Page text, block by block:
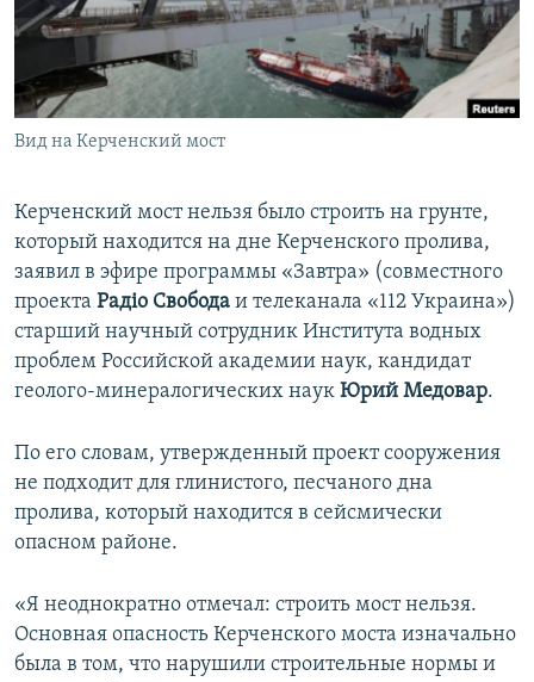
ПОБЕДИТЕЛЕЙ НЕ СУДЯТ?
КРЫМ.НЕПОКОРЕННЫЙ
ELIFBE
УКРАИНСКАЯ ПРОБЛЕМА КРЫМА
ПРИСОЕДИНЯЙТЕСЬ!
Вид на Керченский мост
Керченский мост нельзя было строить на грунте,
который находится на дне Керченского пролива,
заявил в эфире программы «Завтра» (совместного
проекта Радіо Свобода и телеканала «112 Украина»)
старший научный сотрудник Института водных
проблем Российской академии наук, кандидат
геолого-минералогических наук Юрий Медовар.
По его словам, утвержденный проект сооружения
не подходит для глинистого, песчаного дна
пролива, который находится в сейсмически
опасном районе.
«Я неоднократно отмечал: строить мост нельзя.
Основная опасность Керченского моста изначально
была в том, что нарушили строительные нормы и